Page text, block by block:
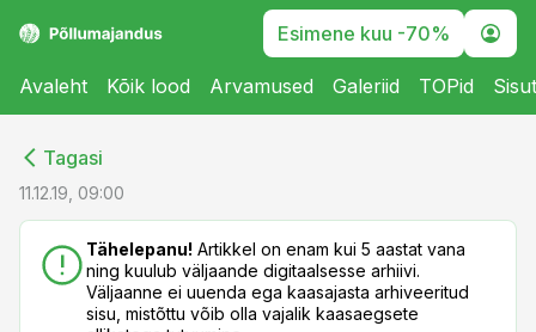
Esimene kuu -70%
Avaleht Kõik lood Arvamused Galeriid TOPid
Tagasi
11.12.19, 09:00
Tähelepanu! Artikkel on enam kui 5 aastat vana
ning kuulub väljaande digitaalsesse arhiivi.
Väljaanne ei uuenda ega kaasajasta arhiveeritud
sisu, mistõttu võib olla vajalik kaasaegsete